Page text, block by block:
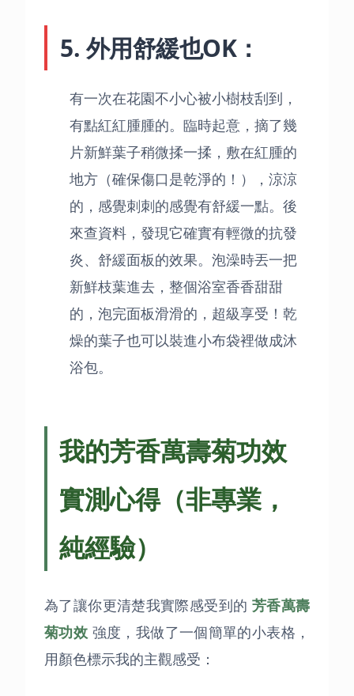
5. 外用舒緩也OK：
有一次在花園不小心被小樹枝刮到，
有點紅紅腫腫的。臨時起意，摘了幾
片新鮮葉子稍微揉一揉，敷在紅腫的
地方（確保傷口是乾淨的！），涼涼
的，感覺刺刺的感覺有舒緩一點。後
來查資料，發現它確實有輕微的抗發
炎、舒緩面板的效果。泡澡時丟一把
新鮮枝葉進去，整個浴室香香甜甜
的，泡完面板滑滑的，超級享受！乾
燥的葉子也可以裝進小布袋裡做成沐
浴包。
我的芳香萬壽菊功效
實測心得（非專業，
純經驗）
為了讓你更清楚我實際感受到的 芳香萬壽
菊功效 強度，我做了一個簡單的小表格，
用顏色標示我的主觀感受：